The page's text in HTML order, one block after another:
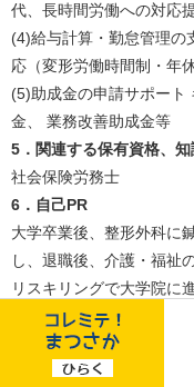
代、長時間労働への対応
(4)給与計算・勤怠管理の
応（変形労働時間制・年
(5)助成金の申請サポート
金、 業務改善助成金等​
5．関連する保有資格、知
社会保険労務士
6．自己PR
大学卒業後、整形外科に
し、退職後、介護・福祉
リスキリングで大学院に
修士課程を修了し学会発
ジャーや障害児童を中心
11月に島村社会保険労務